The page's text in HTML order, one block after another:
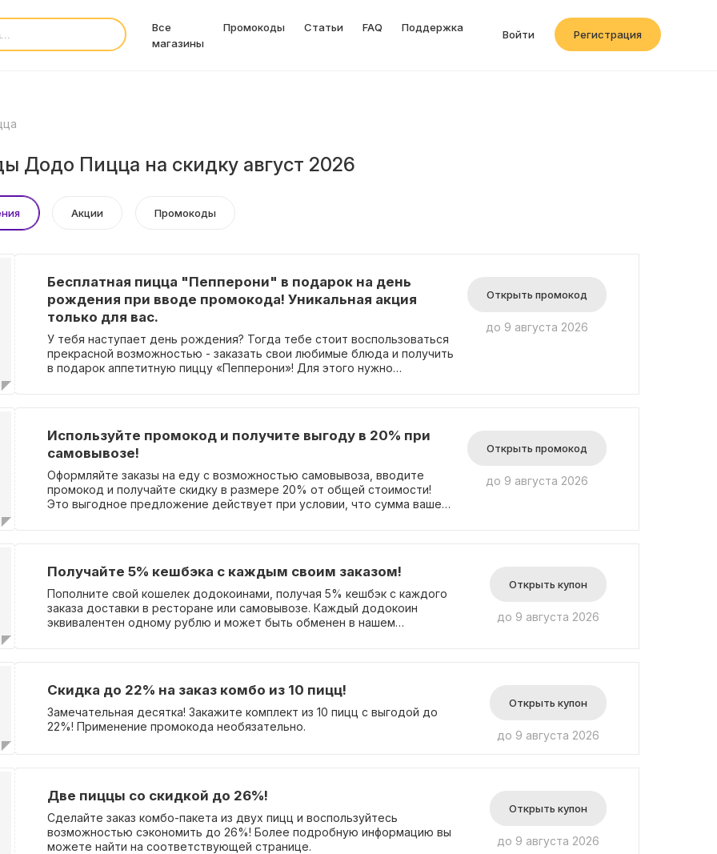
Все
магазины
Промокоды Статьи FAQ Поддержка
Войти Регистрация
Додо Пицца на скидку август 2026
Акции Промокоды
Бесплатная пицца "Пепперони" в подарок на день
рождения при вводе промокода! Уникальная акция
только для вас.
У тебя наступает день рождения? Тогда тебе стоит воспользоваться
прекрасной возможностью - заказать свои любимые блюда и получить
в подарок аппетитную пиццу «Пепперони»! Для этого нужно
на странице акции.
Открыть промокод
до 9 августа 2026
Используйте промокод и получите выгоду в 20% при
самовывозе!
Оформляйте заказы на еду с возможностью самовывоза, вводите
промокод и получайте скидку в размере 20% от общей стоимости!
Это выгодное предложение действует при условии, что сумма вашего
Открыть промокод
до 9 августа 2026
Получайте 5% кешбэка с каждым своим заказом!
Пополните свой кошелек додокоинами, получая 5% кешбэк с каждого
заказа доставки в ресторане или самовывозе. Каждый додокоин
эквивалентен одному рублю и может быть обменен в нашем
Открыть купон
до 9 августа 2026
Скидка до 22% на заказ комбо из 10 пицц!
Замечательная десятка! Закажите комплект из 10 пицц с выгодой до
22%! Применение промокода необязательно.
Открыть купон
до 9 августа 2026
Две пиццы со скидкой до 26%!
Сделайте заказ комбо-пакета из двух пицц и воспользуйтесь
возможностью сэкономить до 26%! Более подробную информацию вы
можете найти на соответствующей странице.
Открыть купон
до 9 августа 2026